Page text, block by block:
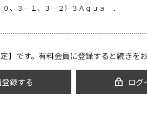
、３－１、３－２）３Ａｑｕａ ...
】です。有料会員に登録すると続きを
録する ログ